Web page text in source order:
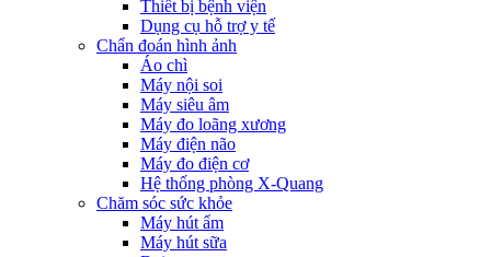
Thiết bị bệnh viện
Dụng cụ hỗ trợ y tế
Chẩn đoán hình ảnh
Áo chì
Máy nội soi
Máy siêu âm
Máy đo loãng xương
Máy điện não
Máy đo điện cơ
Hệ thống phòng X-Quang
Chăm sóc sức khỏe
Máy hút ẩm
Máy hút sữa